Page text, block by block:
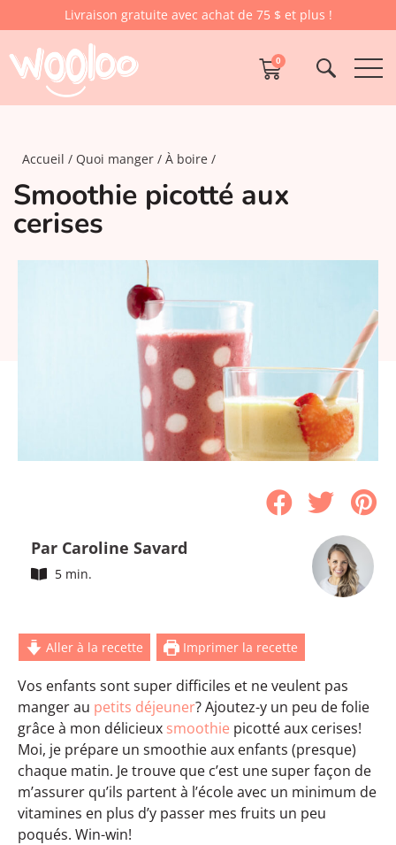
Livraison gratuite avec achat de 75 $ et plus !
0
Accueil Quoi manger À boire
Smoothie picotté aux
cerises
Par Caroline Savard
5 min.
Aller à la recette Imprimer la recette
Vos enfants sont super difficiles et ne veulent pas
manger au petits déjeuner? Ajoutez-y un peu de folie
grâce à mon délicieux smoothie picotté aux cerises!
Moi, je prépare un smoothie aux enfants (presque)
chaque matin. Je trouve que c’est une super façon de
m’assurer qu’ils partent à l’école avec un minimum de
vitamines en plus d’y passer mes fruits un peu
poqués. Win-win!